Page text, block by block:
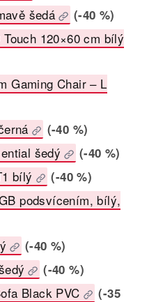
šedá (-40 %)
120×60 cm bílý
Gaming Chair – L
(-40 %)
šedý (-40 %)
bílý (-40 %)
podsvícením, bílý,
(-40 %)
(-40 %)
Black PVC
(-35